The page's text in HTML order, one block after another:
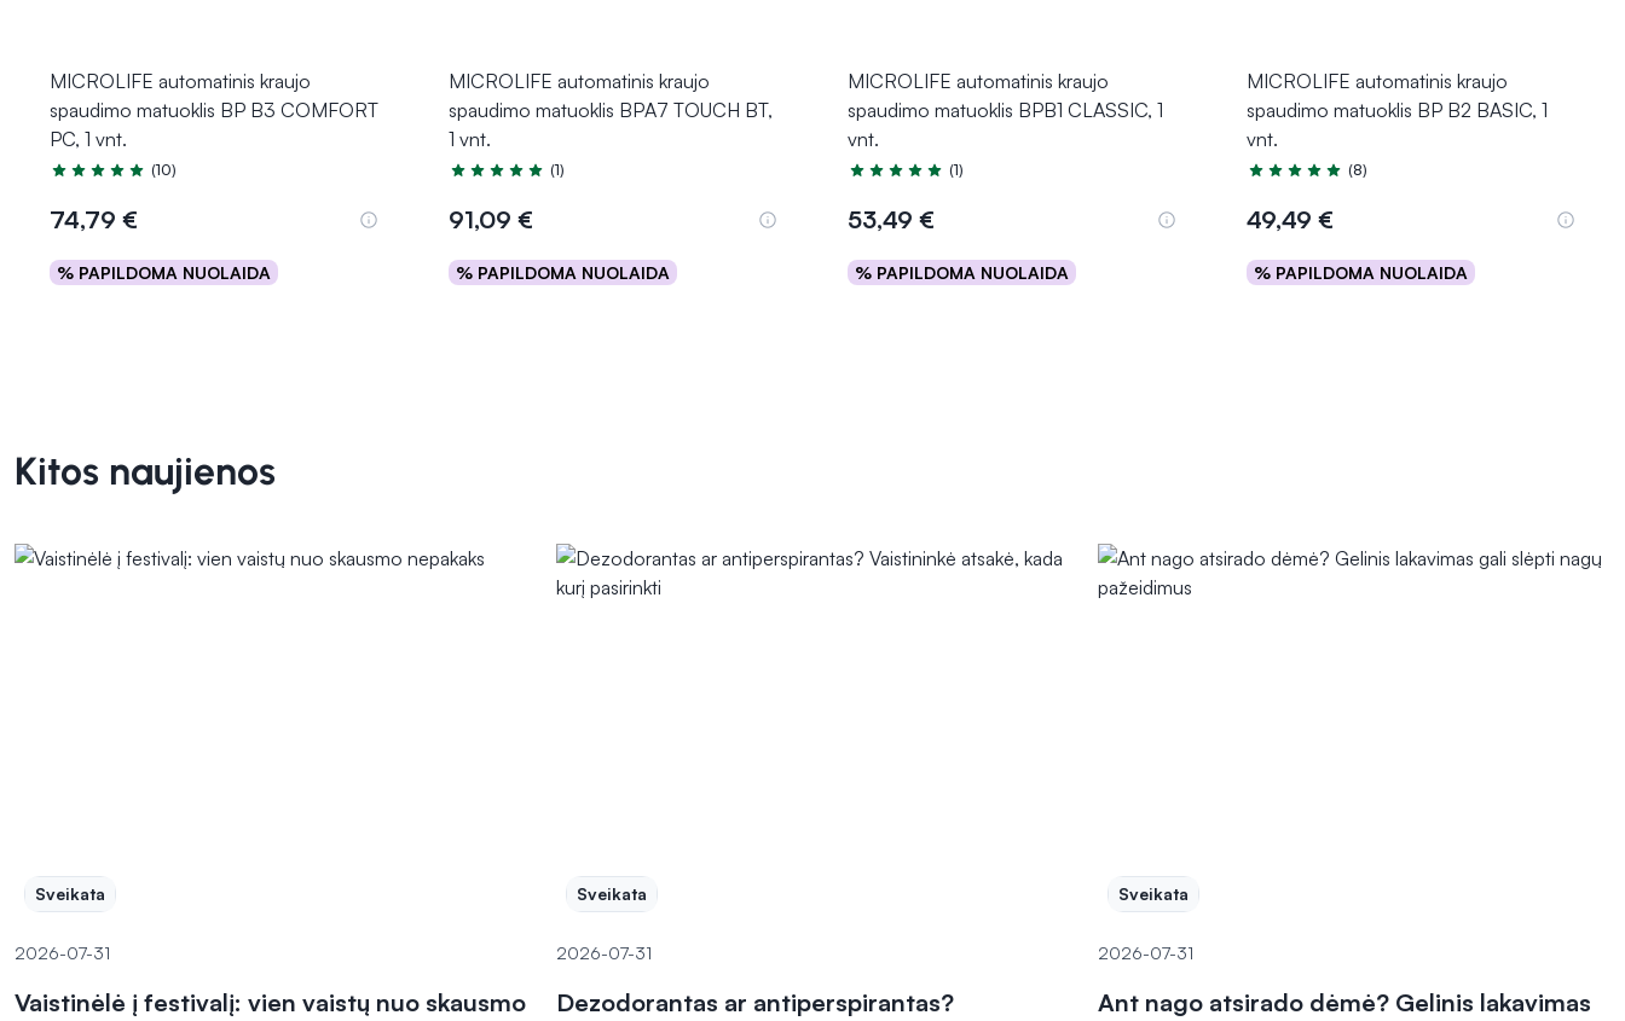
MICROLIFE automatinis kraujo
spaudimo matuoklis BP B3 COMFORT
PC, 1 vnt.
Įvertinimas 5.0 iš 5
(10)
74,79 €
% PAPILDOMA NUOLAIDA
Į krepšelį
MICROLIFE automatinis kraujo
spaudimo matuoklis BPA7 TOUCH BT,
1 vnt.
Įvertinimas 5.0 iš 5
(1)
91,09 €
% PAPILDOMA NUOLAIDA
Į krepšelį
MICROLIFE automatinis kraujo
spaudimo matuoklis BPB1 CLASSIC, 1
vnt.
Įvertinimas 5.0 iš 5
(1)
53,49 €
% PAPILDOMA NUOLAIDA
Į krepšelį
MICROLIFE automatinis kraujo
spaudimo matuoklis BP B2 BASIC, 1
vnt.
Įvertinimas 4.6 iš 5
(8)
49,49 €
% PAPILDOMA NUOLAIDA
Į krepšelį
Kitos naujienos
Sveikata
2026-07-31
Vaistinėlė į festivalį: vien vaistų nuo skausmo
Sveikata
2026-07-31
Dezodorantas ar antiperspirantas?
Sveikata
2026-07-31
Ant nago atsirado dėmė? Gelinis lakavimas